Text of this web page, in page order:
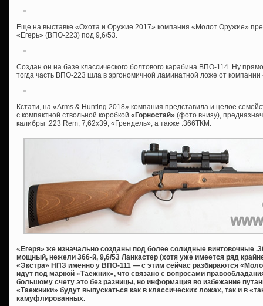
Еще на выставке «Охота и Оружие 2017» компания «Молот Оружие»
«Егерь» (ВПО-223) под 9,6/53.
Создан он на базе классического болтового карабина ВПО-114. Ну
тогда часть ВПО-223 шла в эргономичной ламинатной ложе от компании
Кстати, на «Arms & Hunting 2018» компания представила и целое
с компактной ствольной коробкой «Горностай» (фото внизу),
калибры .223 Rem, 7,62х39, «Грендель», а также .366ТКМ.
«Егеря» же изначально созданы под более солидные винтовочные
мощный, нежели 366-й, 9,6/53 Ланкастер (хотя уже имеется ряд
«Экстра» НПЗ именно у ВПО-111 — с этим сейчас разбираются
идут под маркой «Таежник», что связано с вопросами
большому счету это без разницы, но информация во избежание
«Таежники» будут выпускаться как в классических ложах, так и в
камуфлированных.